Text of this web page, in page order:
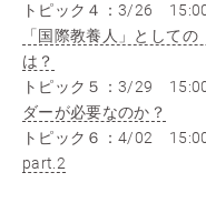
トピック４：3/26
「国際教養人」として
は？
トピック５：3/29
ダーが必要なのか？
トピック６：4/02
part.2